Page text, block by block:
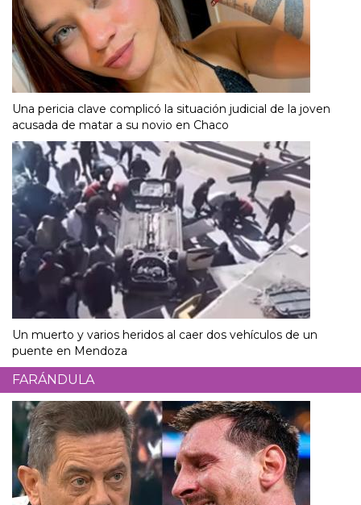
Una pericia clave complicó la situación judicial de la joven
acusada de matar a su novio en Chaco
Un muerto y varios heridos al caer dos vehículos de un
puente en Mendoza
FARÁNDULA